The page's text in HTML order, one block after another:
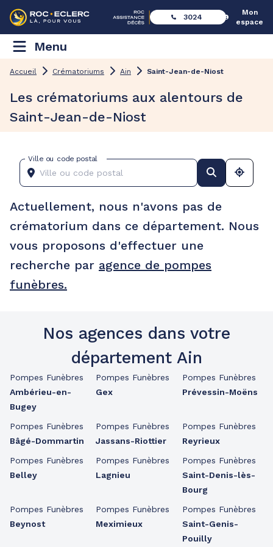
3024
Mon
espace
Menu
Accueil Crématoriums Ain Saint-Jean-de-Niost
Les crématoriums aux alentours de
Saint-Jean-de-Niost
Ville ou code postal
Actuellement, nous n'avons pas de
crématorium dans ce département. Nous
vous proposons d'effectuer une
recherche par agence de pompes
funèbres.
Nos agences dans votre
département Ain
Pompes Funèbres
Ambérieu-en-
Bugey
Pompes Funèbres
Bâgé-Dommartin
Pompes Funèbres
Belley
Pompes Funèbres
Beynost
Pompes Funèbres
Gex
Pompes Funèbres
Jassans-Riottier
Pompes Funèbres
Lagnieu
Pompes Funèbres
Meximieux
Pompes Funèbres
Prévessin-Moëns
Pompes Funèbres
Reyrieux
Pompes Funèbres
Saint-Denis-lès-
Bourg
Pompes Funèbres
Saint-Genis-
Pouilly